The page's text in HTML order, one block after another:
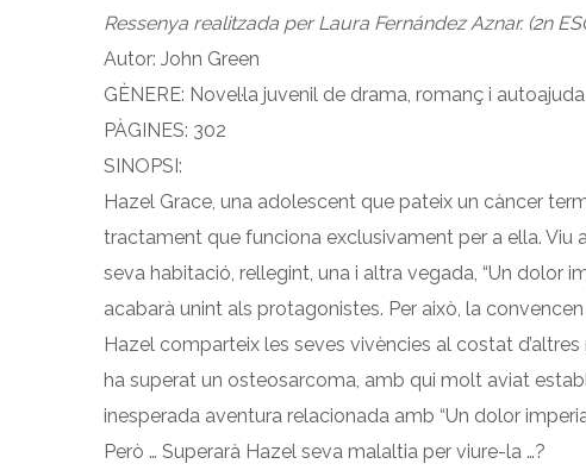
Ressenya realitzada per Laura Fernández Aznar. (2n
Autor: John Green
GÈNERE: Novel·la juvenil de drama, romanç i autoajuda
PÀGINES: 302
SINOPSI:
Hazel Grace, una adolescent que pateix un càncer
tractament que funciona exclusivament per a ella. Viu
seva habitació, rellegint, una i altra vegada, “Un dolor
acabarà unint als protagonistes. Per això, la
Hazel comparteix les seves vivències al costat
ha superat un osteosarcoma, amb qui molt aviat
inesperada aventura relacionada amb “Un dolor
Però … Superarà Hazel seva malaltia per viure-la …?